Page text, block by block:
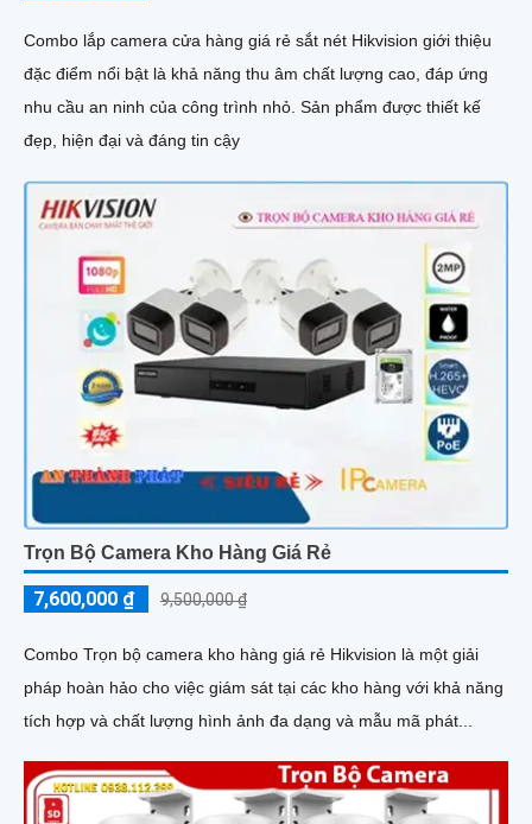
Combo lắp camera cửa hàng giá rẻ sắt nét Hikvision giới thiệu
đặc điểm nổi bật là khả năng thu âm chất lượng cao, đáp ứng
nhu cầu an ninh của công trình nhỏ. Sản phẩm được thiết kế
đẹp, hiện đại và đáng tin cậy
Trọn Bộ Camera Kho Hàng Giá Rẻ
7,600,000 ₫ 9,500,000 ₫
Combo Trọn bộ camera kho hàng giá rẻ Hikvision là một giải
pháp hoàn hảo cho việc giám sát tại các kho hàng với khả năng
tích hợp và chất lượng hình ảnh đa dạng và mẫu mã phát...